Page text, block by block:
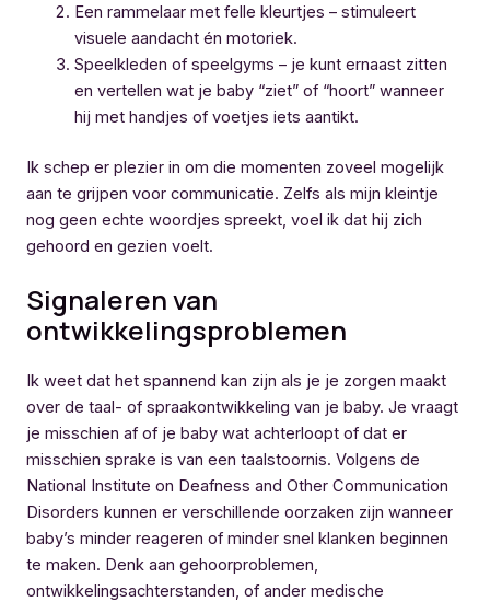
Een rammelaar met felle kleurtjes – stimuleert
visuele aandacht én motoriek.
Speelkleden of speelgyms – je kunt ernaast zitten
en vertellen wat je baby “ziet” of “hoort” wanneer
hij met handjes of voetjes iets aantikt.
Ik schep er plezier in om die momenten zoveel mogelijk
aan te grijpen voor communicatie. Zelfs als mijn kleintje
nog geen echte woordjes spreekt, voel ik dat hij zich
gehoord en gezien voelt.
Signaleren van
ontwikkelingsproblemen
Ik weet dat het spannend kan zijn als je je zorgen maakt
over de taal- of spraakontwikkeling van je baby. Je vraagt
je misschien af of je baby wat achterloopt of dat er
misschien sprake is van een taalstoornis. Volgens de
National Institute on Deafness and Other Communication
Disorders kunnen er verschillende oorzaken zijn wanneer
baby’s minder reageren of minder snel klanken beginnen
te maken. Denk aan gehoorproblemen,
ontwikkelingsachterstanden, of ander medische